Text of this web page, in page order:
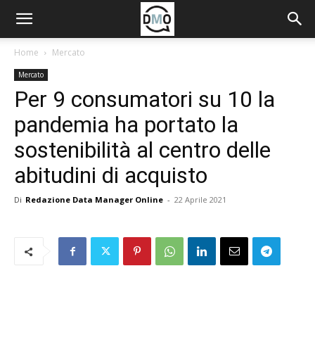
Home Mercato
Mercato
Per 9 consumatori su 10 la
pandemia ha portato la
sostenibilità al centro delle
abitudini di acquisto
Di Redazione Data Manager Online - 22 Aprile 2021